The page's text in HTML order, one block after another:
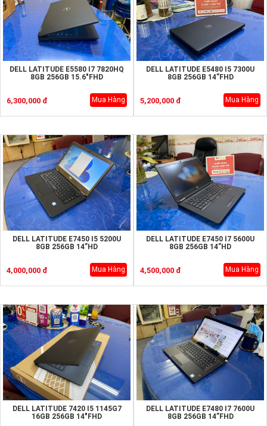
DELL LATITUDE E5580 I7 7820HQ
8GB 256GB 15.6"FHD
6,300,000 đ Mua Hàng
DELL LATITUDE E5480 I5 7300U
8GB 256GB 14”FHD
5,200,000 đ Mua Hàng
DELL LATITUDE E7450 I5 5200U
8GB 256GB 14”HD
4,000,000 đ Mua Hàng
DELL LATITUDE E7450 I7 5600U
8GB 256GB 14”HD
4,500,000 đ Mua Hàng
DELL LATITUDE 7420 I5 1145G7
16GB 256GB 14"FHD
DELL LATITUDE E7480 I7 7600U
8GB 256GB 14”FHD